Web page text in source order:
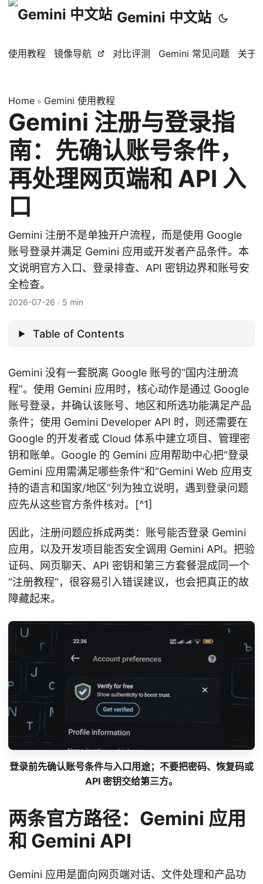
Gemini 中文站
使用教程 镜像导航 对比评测 Gemini 常见问题 关于
Home » Gemini 使用教程
Gemini 注册与登录指
南：先确认账号条件，
再处理网页端和 API 入
口
Gemini 注册不是单独开户流程，而是使用 Google
账号登录并满足 Gemini 应用或开发者产品条件。本
文说明官方入口、登录排查、API 密钥边界和账号安
全检查。
2026-07-26 · 5 min
Table of Contents
Gemini 没有一套脱离 Google 账号的“国内注册流
程”。使用 Gemini 应用时，核心动作是通过 Google
账号登录，并确认该账号、地区和所选功能满足产品
条件；使用 Gemini Developer API 时，则还需要在
Google 的开发者或 Cloud 体系中建立项目、管理密
钥和账单。Google 的 Gemini 应用帮助中心把“登录
Gemini 应用需满足哪些条件”和“Gemini Web 应用支
持的语言和国家/地区”列为独立说明，遇到登录问题
应先从这些官方条件核对。[^1]
因此，注册问题应拆成两类：账号能否登录 Gemini
应用，以及开发项目能否安全调用 Gemini API。把验
证码、网页聊天、API 密钥和第三方套餐混成同一个
“注册教程”，很容易引入错误建议，也会把真正的故
障藏起来。
登录前先确认账号条件与入口用途；不要把密码、恢复码或
API 密钥交给第三方。
两条官方路径：Gemini 应用
和 Gemini API
Gemini 应用是面向网页端对话、文件处理和产品功